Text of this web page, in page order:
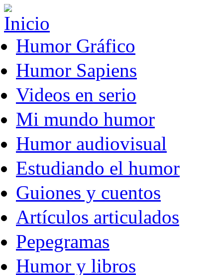
Pasar al contenido principal
Humor Gráfico
Humor Sapiens
Videos en serio
Mi mundo humor
Humor audiovisual
Estudiando el humor
Guiones y cuentos
Artículos articulados
Pepegramas
Humor y libros